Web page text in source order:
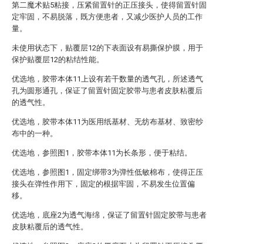
第二魔术贴5粘接，压紧留置针的正压接头，使得留置针固
定牢固，不易脱落，既方便患者，又减少医护人员的工作
量。
未使用状态下，贴覆层12的下表面设有易撕保护膜，用于
保护贴覆层12的粘结性能。
优选地，胶带本体11上设有若干数量的透气孔，所述透气
孔为圆形通孔，保证了留置针固定胶带与患者皮肤粘覆后
的透气性。
优选地，胶带本体11为医用纸基材、无纺布基材、致密纱
布中的一种。
优选地，参照图1，胶带本体11为长条形，便于粘结。
优选地，参照图1，固定绑带3为弹性低敏棉布，使得正压
接头在弹性作用下，固定的根据牢固，不易发生位置偏
移。
优选地，底座2为透气海绵，保证了留置针固定胶带与患者
皮肤粘覆后的透气性。